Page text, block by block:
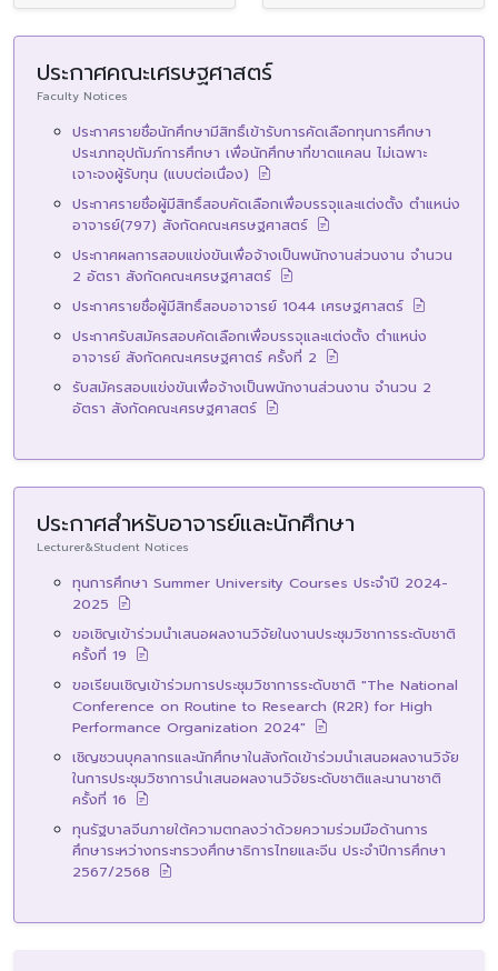
ประกาศคณะเศรษฐศาสตร์
Faculty Notices
ประกาศรายชื่อนักศึกษามีสิทธิ์เข้ารับการคัดเลือกทุนการศึกษา
ประเภทอุปถัมภ์การศึกษา เพื่อนักศึกษาที่ขาดแคลน ไม่เฉพาะ
เจาะจงผู้รับทุน (แบบต่อเนื่อง)
ประกาศรายชื่อผู้มีสิทธิ์สอบคัดเลือกเพื่อบรรจุและแต่งตั้ง ตำแหน่ง
อาจารย์(797) สังกัดคณะเศรษฐศาสตร์
ประกาศผลการสอบแข่งขันเพื่อจ้างเป็นพนักงานส่วนงาน จำนวน
2 อัตรา สังกัดคณะเศรษฐศาสตร์
ประกาศรายชื่อผู้มีสิทธิ์สอบอาจารย์ 1044 เศรษฐศาสตร์
ประกาศรับสมัครสอบคัดเลือกเพื่อบรรจุและแต่งตั้ง ตำแหน่ง
อาจารย์ สังกัดคณะเศรษฐศาตร์ ครั้งที่ 2
รับสมัครสอบแข่งขันเพื่อจ้างเป็นพนักงานส่วนงาน จำนวน 2
อัตรา สังกัดคณะเศรษฐศาสตร์
ประกาศสำหรับอาจารย์และนักศึกษา
Lecturer&Student Notices
ทุนการศึกษา Summer University Courses ประจำปี 2024-
2025
ขอเชิญเข้าร่วมนำเสนอผลงานวิจัยในงานประชุมวิชาการระดับชาติ
ครั้งที่ 19
ขอเรียนเชิญเข้าร่วมการประชุมวิชาการระดับชาติ "The National
Conference on Routine to Research (R2R) for High
Performance Organization 2024"
เชิญชวนบุคลากรและนักศึกษาในสังกัดเข้าร่วมนำเสนอผลงานวิจัย
ในการประชุมวิชาการนำเสนอผลงานวิจัยระดับชาติและนานาชาติ
ครั้งที่ 16
ทุนรัฐบาลจีนภายใต้ความตกลงว่าด้วยความร่วมมือด้านการ
ศึกษาระหว่างกระทรวงศึกษาธิการไทยและจีน ประจำปีการศึกษา
2567/2568